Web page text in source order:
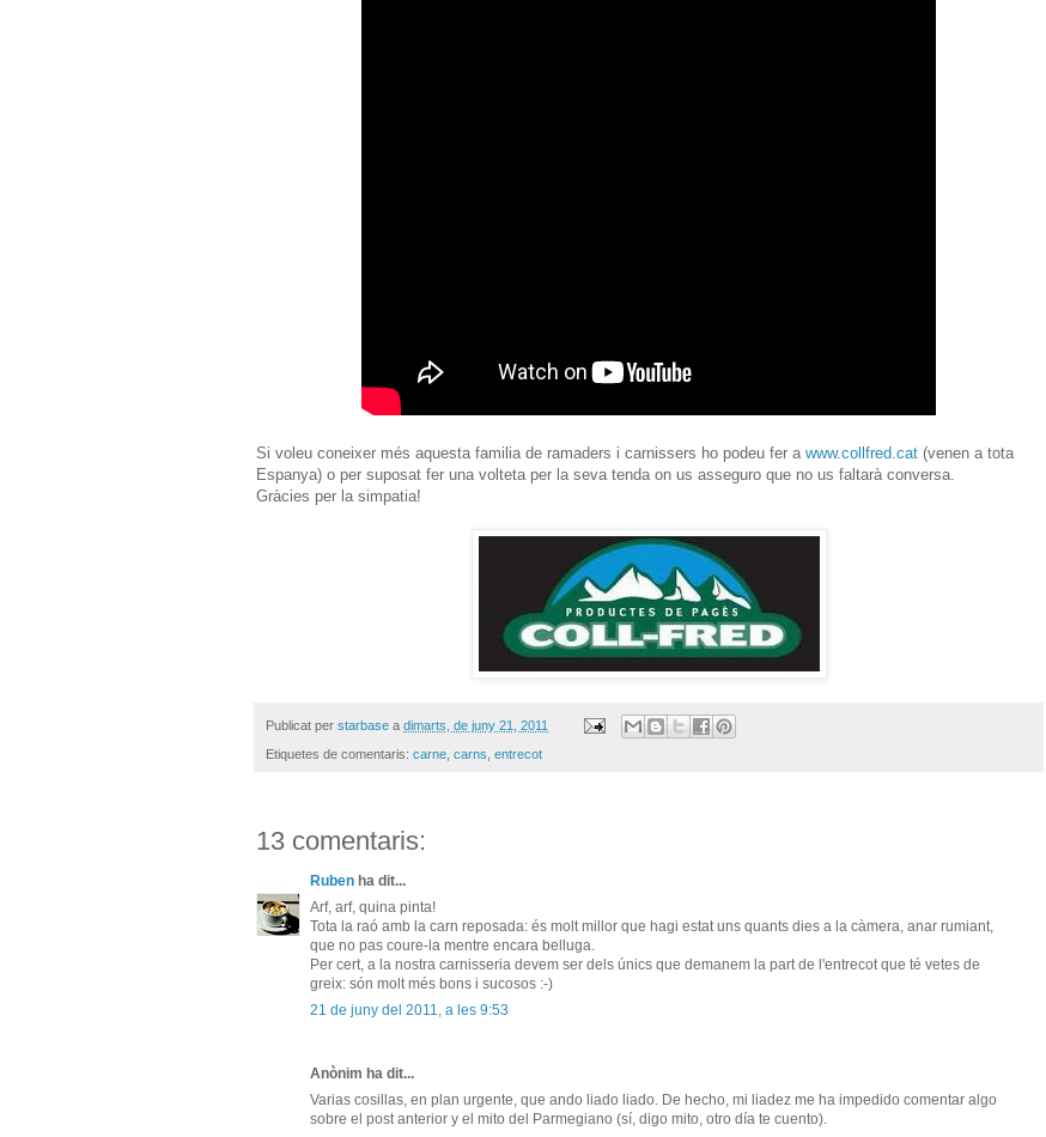
Si voleu coneixer més aquesta familia de ramaders i carnissers ho podeu fer a www.collfred.cat (venen a tota
Espanya) o per suposat fer una volteta per la seva tenda on us asseguro que no us faltarà conversa.
Gràcies per la simpatia!
Publicat per starbase a dimarts, de juny 21, 2011
Etiquetes de comentaris: carne carns entrecot
13 comentaris:
Ruben ha dit...
Arf, arf, quina pinta!
Tota la raó amb la carn reposada: és molt millor que hagi estat uns quants dies a la càmera, anar rumiant,
que no pas coure-la mentre encara belluga.
Per cert, a la nostra carnisseria devem ser dels únics que demanem la part de l'entrecot que té vetes de
greix: són molt més bons i sucosos :-)
21 de juny del 2011, a les 9:53
Anònim ha dit...
Varias cosillas, en plan urgente, que ando liado liado. De hecho, mi liadez me ha impedido comentar algo
sobre el post anterior y el mito del Parmegiano (sí, digo mito, otro día te cuento).